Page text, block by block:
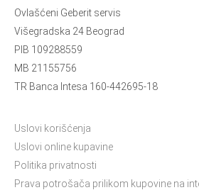
Ovlašćeni Geberit servis
Višegradska 24 Beograd
PIB 109288559
MB 21155756
TR Banca Intesa 160-442695-18
Uslovi korišćenja
Uslovi online kupavine
Politika privatnosti
Prava potrošača prilikom kupovine na